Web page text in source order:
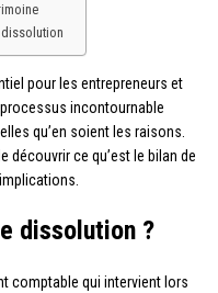
pour les entrepreneurs et
incontournable
qu’en soient les raisons.
découvrir ce qu’est le bilan de
dissolution ?
comptable qui intervient lors